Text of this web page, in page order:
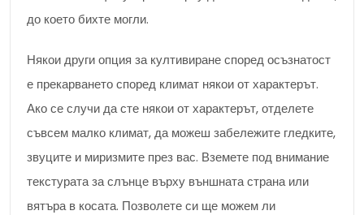
до което бихте могли.
Някои други опция за култивиране според осъзнатост
е прекарването според климат някои от характерът.
Ако се случи да сте някои от характерът, отделете
съвсем малко климат, да можеш забележите гледките,
звуците и миризмите през вас. Вземете под внимание
текстурата за слънце върху външната страна или
вятъра в косата. Позволете си ще можем ли